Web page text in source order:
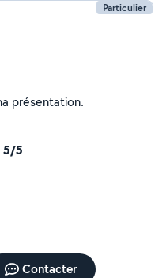
Particulier
Je n'ai pas encore renseigné ma présentation.
5/5
Contacter